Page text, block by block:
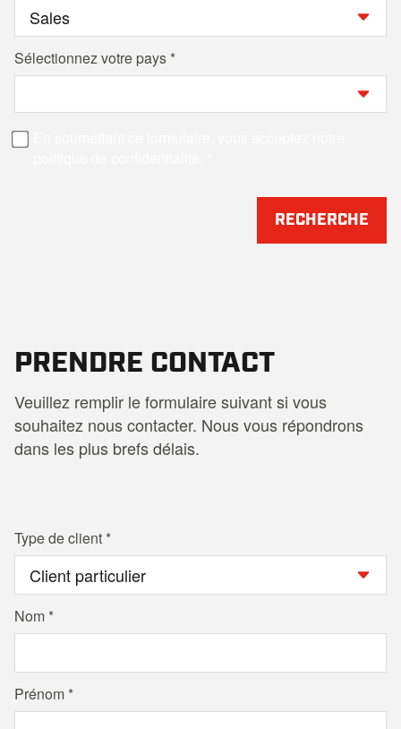
Sélectionnez votre pays
RECHERCHE
PRENDRE CONTACT
Veuillez remplir le formulaire suivant si vous
souhaitez nous contacter. Nous vous répondrons
dans les plus brefs délais.
Type de client
Nom
Prénom